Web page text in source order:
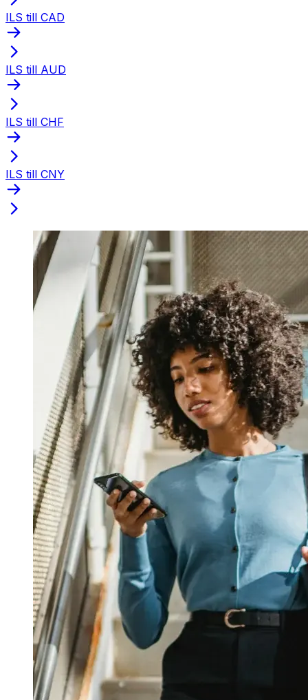
ILS till CAD
ILS till AUD
ILS till CHF
ILS till CNY